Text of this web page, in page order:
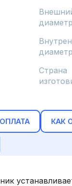
диаметр
диаметр
Страна
КАК